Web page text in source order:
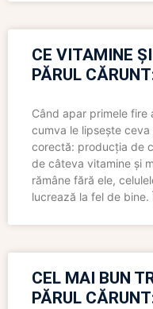
CE VITAMINE
PĂRUL
Când apar primele fire
cumva le lipsește
corectă: producția de
de câteva vitamine și
rămâne fără ele,
lucrează la fel de bine.
CEL MAI BUN
PĂRUL